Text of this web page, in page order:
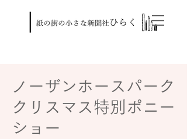
ノーザンホースパーク
クリスマス特別ポニー
ショー